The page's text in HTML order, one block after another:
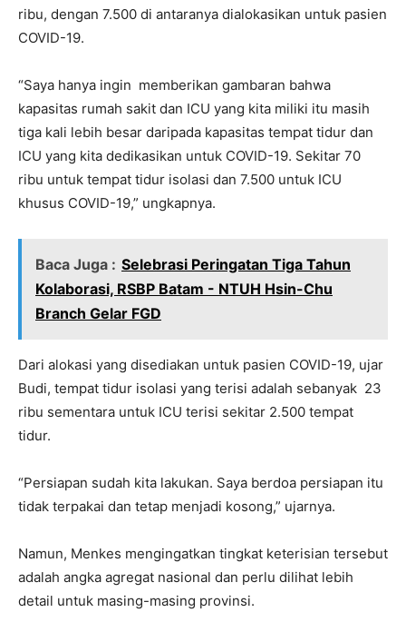
ribu, dengan 7.500 di antaranya dialokasikan untuk pasien
COVID-19.
“Saya hanya ingin memberikan gambaran bahwa
kapasitas rumah sakit dan ICU yang kita miliki itu masih
tiga kali lebih besar daripada kapasitas tempat tidur dan
ICU yang kita dedikasikan untuk COVID-19. Sekitar 70
ribu untuk tempat tidur isolasi dan 7.500 untuk ICU
khusus COVID-19,” ungkapnya.
Baca Juga : Selebrasi Peringatan Tiga Tahun
Kolaborasi, RSBP Batam - NTUH Hsin-Chu
Branch Gelar FGD
Dari alokasi yang disediakan untuk pasien COVID-19, ujar
Budi, tempat tidur isolasi yang terisi adalah sebanyak 23
ribu sementara untuk ICU terisi sekitar 2.500 tempat
tidur.
“Persiapan sudah kita lakukan. Saya berdoa persiapan itu
tidak terpakai dan tetap menjadi kosong,” ujarnya.
Namun, Menkes mengingatkan tingkat keterisian tersebut
adalah angka agregat nasional dan perlu dilihat lebih
detail untuk masing-masing provinsi.